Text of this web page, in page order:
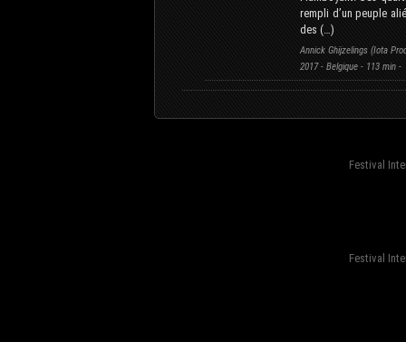
rempli d’un peuple
des (…)
Annick Ghijzelings (Iota
2017 - Belgique - 113 min -
Festival
Festival